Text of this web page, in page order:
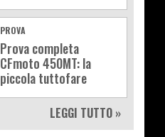
PROVA
Prova completa
CFmoto 450MT: la
piccola tuttofare
LEGGI TUTTO »